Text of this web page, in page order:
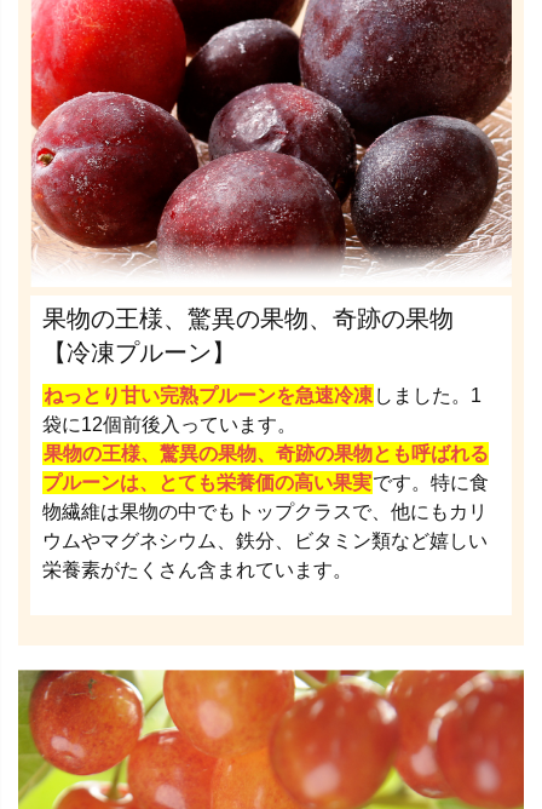
果物の王様、驚異の果物、奇跡の果物
【冷凍プルーン】
ねっとり甘い完熟プルーンを急速冷凍 しました。1
袋に12個前後入っています。
果物の王様、驚異の果物、奇跡の果物とも呼ばれる
プルーンは、とても栄養価の高い果実です。特に食
物繊維は果物の中でもトップクラスで、他にもカリ
ウムやマグネシウム、鉄分、ビタミン類など嬉しい
栄養素がたくさん含まれています。